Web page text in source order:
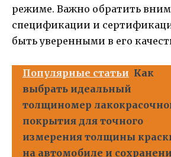
режиме. Важно обратить
спецификации и
быть уверенными в его
Популярные статьи Как
выбрать идеальный
толщиномер
покрытия для точного
измерения толщины
на автомобиле и